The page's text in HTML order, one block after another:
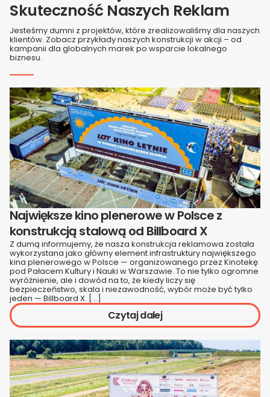
Skuteczność Naszych Reklam
Jesteśmy dumni z projektów, które zrealizowaliśmy dla naszych
klientów. Zobacz przykłady naszych konstrukcji w akcji – od
kampanii dla globalnych marek po wsparcie lokalnego
biznesu.
Największe kino plenerowe w Polsce z
konstrukcją stalową od Billboard X
Z dumą informujemy, że nasza konstrukcja reklamowa została
wykorzystana jako główny element infrastruktury największego
kina plenerowego w Polsce — organizowanego przez Kinotekę
pod Pałacem Kultury i Nauki w Warszawie. To nie tylko ogromne
wyróżnienie, ale i dowód na to, że kiedy liczy się
bezpieczeństwo, skala i niezawodność, wybór może być tylko
jeden — Billboard X. […]
Czytaj dalej